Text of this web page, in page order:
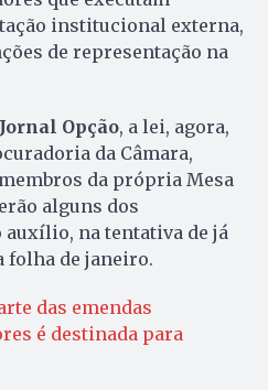
institucional externa,
de representação na
Jornal Opção, a lei, agora,
da Câmara,
da própria Mesa
alguns dos
na tentativa de já
folha de janeiro.
das emendas
é destinada para